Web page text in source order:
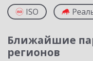
ISO
Ближайшие
регионов